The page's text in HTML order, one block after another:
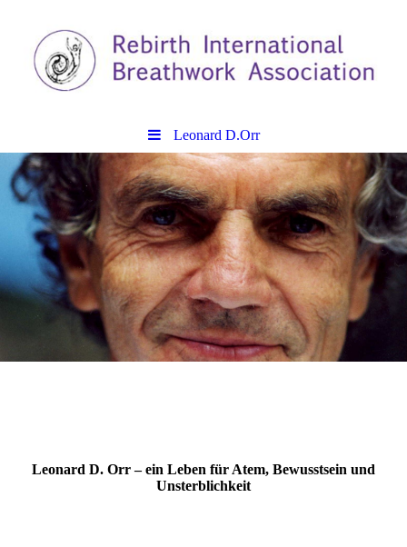
Leonard D.Orr
Leonard D. Orr – ein Leben für Atem, Bewusstsein und
Unsterblichkeit